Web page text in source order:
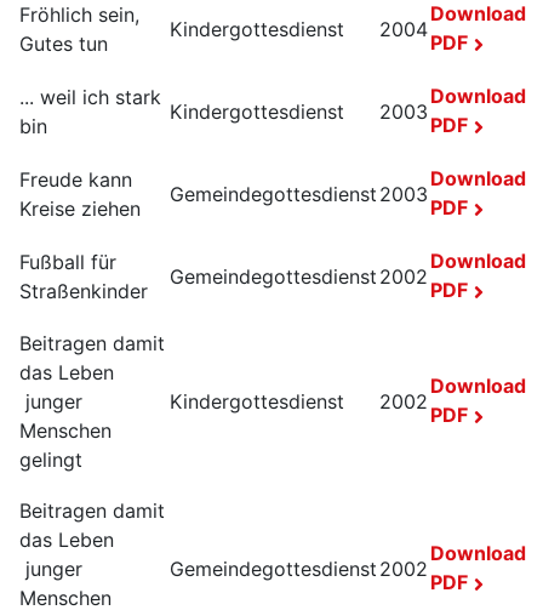
Fröhlich sein,
Gutes tun
Kindergottesdienst 2004
Download
PDF
... weil ich stark
bin
Kindergottesdienst 2003
Download
PDF
Freude kann
Kreise ziehen
Gemeindegottesdienst 2003
Download
PDF
Fußball für
Straßenkinder
Gemeindegottesdienst 2002
Download
PDF
Beitragen damit
das Leben
junger
Menschen
gelingt
Kindergottesdienst 2002
Download
PDF
Beitragen damit
das Leben
junger
Menschen
Gemeindegottesdienst 2002
Download
PDF